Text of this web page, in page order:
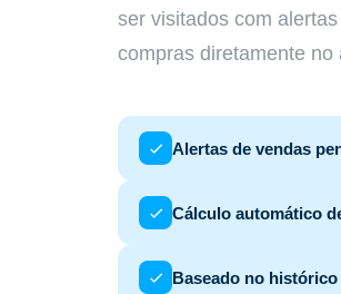
ser visitados com
compras diretamente no
Alertas de vendas
Cálculo automático
Baseado no